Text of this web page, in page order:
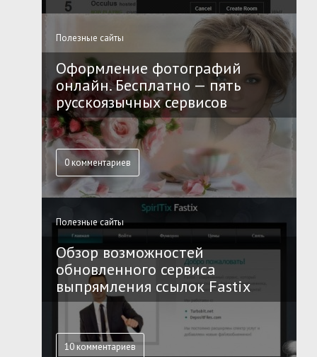
Полезные сайты
Оформление фотографий
онлайн. Бесплатно — пять
русскоязычных сервисов
0 комментариев
Полезные сайты
Обзор возможностей
обновленного сервиса
выпрямления ссылок Fastix
10 комментариев